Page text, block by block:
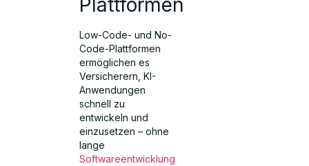
Plattformen
Low-Code- und No-
Code-Plattformen
ermöglichen es
Versicherern, KI-
Anwendungen
schnell zu
entwickeln und
einzusetzen – ohne
lange
Softwareentwicklung